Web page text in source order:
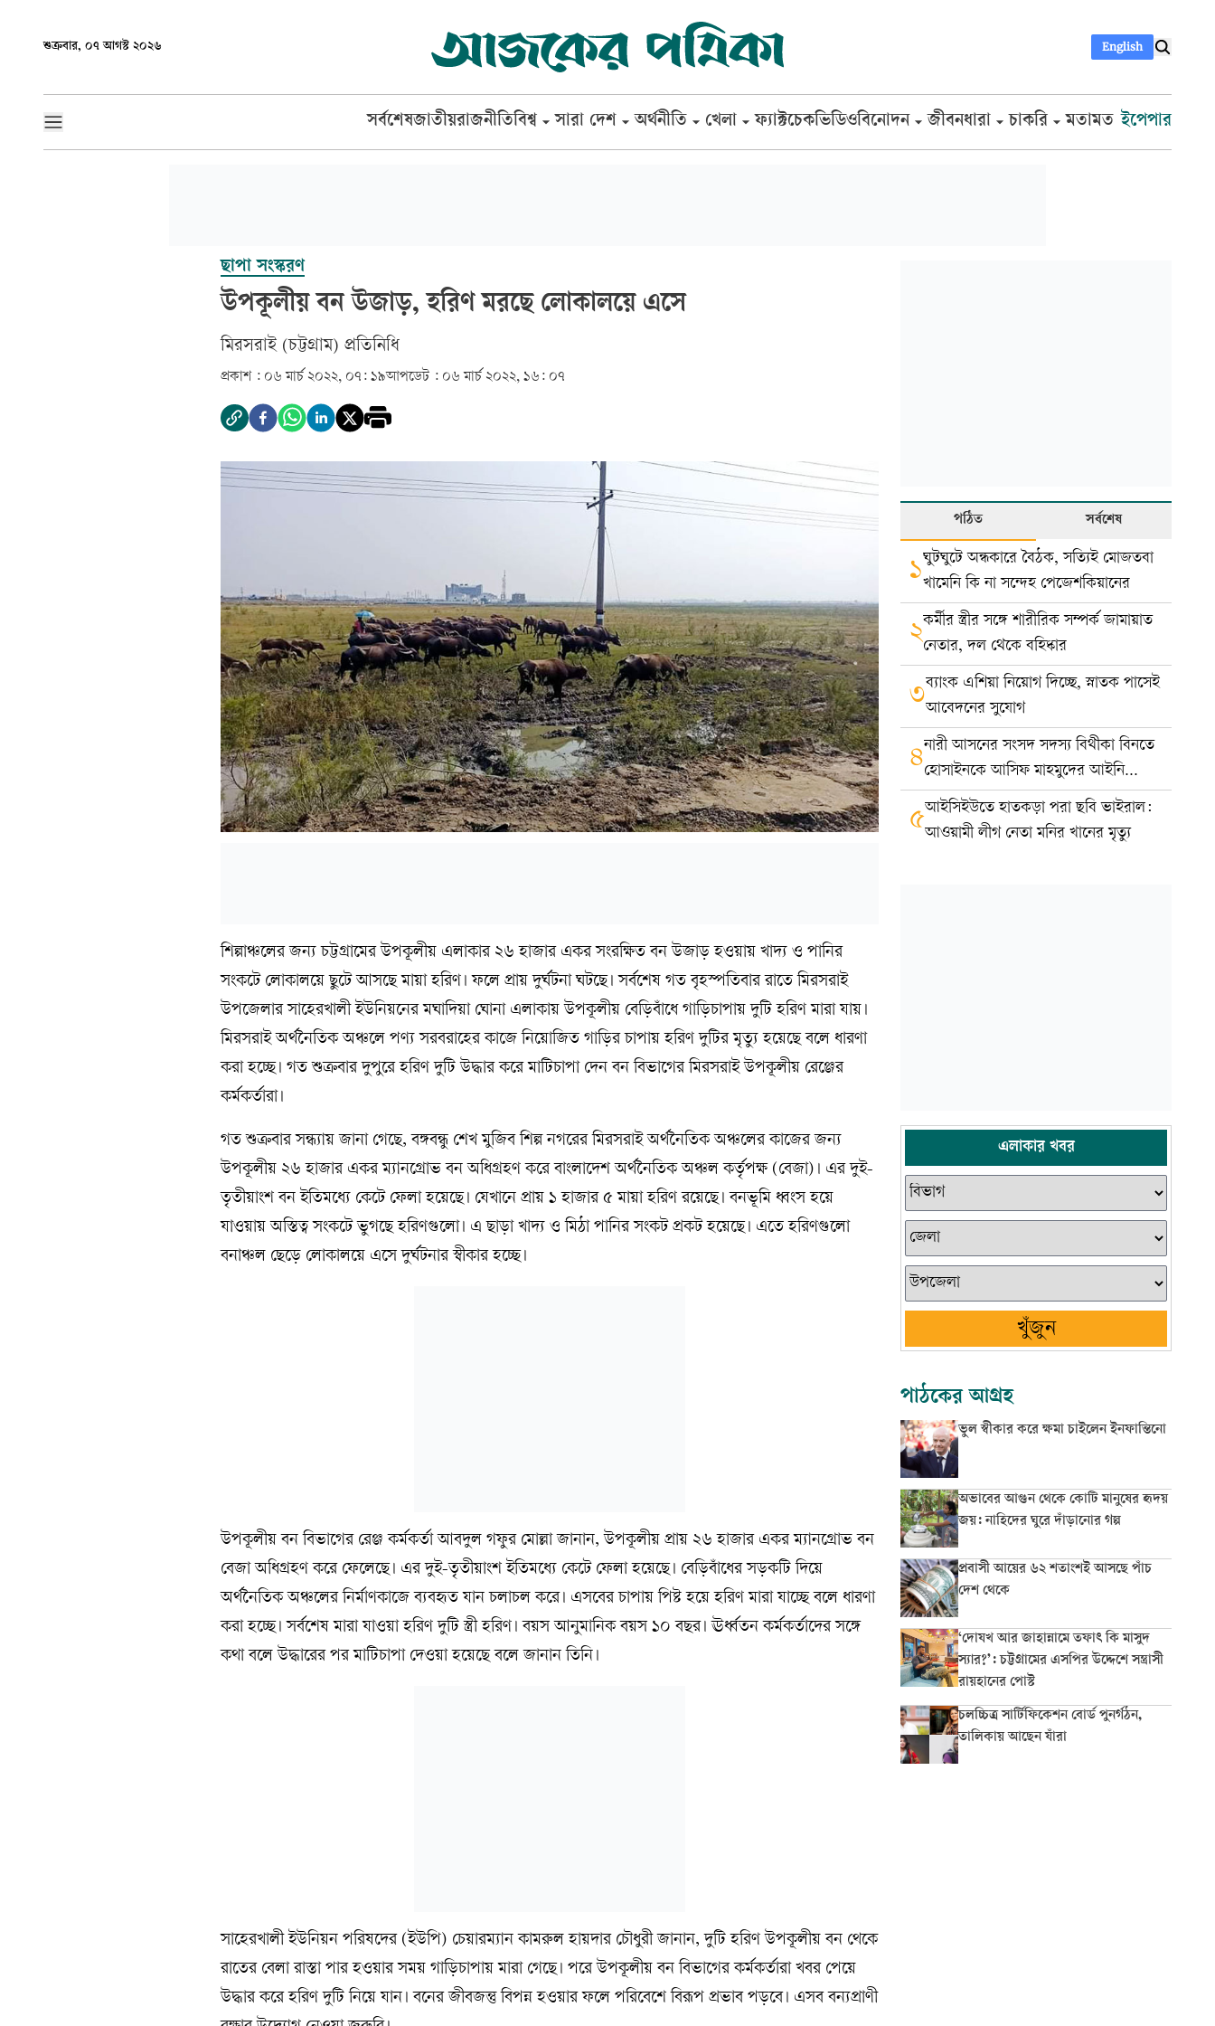
শুক্রবার, ০৭ আগস্ট ২০২৬ English
সর্বশেষজাতীয়রাজনীতিবিশ্ব সারা দেশ অর্থনীতি খেলা ফ্যাক্টচেকভিডিওবিনোদন জীবনধারা চাকরি মতামত ইপেপার
ছাপা সংস্করণ
উপকূলীয় বন উজাড়, হরিণ মরছে লোকালয়ে এসে
মিরসরাই (চট্টগ্রাম) প্রতিনিধি
প্রকাশ : ০৬ মার্চ ২০২২, ০৭: ১৯আপডেট : ০৬ মার্চ ২০২২, ১৬: ০৭
শিল্পাঞ্চলের জন্য চট্টগ্রামের উপকূলীয় এলাকার ২৬ হাজার একর সংরক্ষিত বন উজাড় হওয়ায় খাদ্য ও পানির
সংকটে লোকালয়ে ছুটে আসছে মায়া হরিণ। ফলে প্রায় দুর্ঘটনা ঘটছে। সর্বশেষ গত বৃহস্পতিবার রাতে মিরসরাই
উপজেলার সাহেরখালী ইউনিয়নের মঘাদিয়া ঘোনা এলাকায় উপকূলীয় বেড়িবাঁধে গাড়িচাপায় দুটি হরিণ মারা যায়।
মিরসরাই অর্থনৈতিক অঞ্চলে পণ্য সরবরাহের কাজে নিয়োজিত গাড়ির চাপায় হরিণ দুটির মৃত্যু হয়েছে বলে ধারণা
করা হচ্ছে। গত শুক্রবার দুপুরে হরিণ দুটি উদ্ধার করে মাটিচাপা দেন বন বিভাগের মিরসরাই উপকূলীয় রেঞ্জের
কর্মকর্তারা।
গত শুক্রবার সন্ধ্যায় জানা গেছে, বঙ্গবন্ধু শেখ মুজিব শিল্প নগরের মিরসরাই অর্থনৈতিক অঞ্চলের কাজের জন্য
উপকূলীয় ২৬ হাজার একর ম্যানগ্রোভ বন অধিগ্রহণ করে বাংলাদেশ অর্থনৈতিক অঞ্চল কর্তৃপক্ষ (বেজা)। এর দুই-
তৃতীয়াংশ বন ইতিমধ্যে কেটে ফেলা হয়েছে। যেখানে প্রায় ১ হাজার ৫ মায়া হরিণ রয়েছে। বনভূমি ধ্বংস হয়ে
যাওয়ায় অস্তিত্ব সংকটে ভুগছে হরিণগুলো। এ ছাড়া খাদ্য ও মিঠা পানির সংকট প্রকট হয়েছে। এতে হরিণগুলো
বনাঞ্চল ছেড়ে লোকালয়ে এসে দুর্ঘটনার স্বীকার হচ্ছে।
উপকূলীয় বন বিভাগের রেঞ্জ কর্মকর্তা আবদুল গফুর মোল্লা জানান, উপকূলীয় প্রায় ২৬ হাজার একর ম্যানগ্রোভ বন
বেজা অধিগ্রহণ করে ফেলেছে। এর দুই-তৃতীয়াংশ ইতিমধ্যে কেটে ফেলা হয়েছে। বেড়িবাঁধের সড়কটি দিয়ে
অর্থনৈতিক অঞ্চলের নির্মাণকাজে ব্যবহৃত যান চলাচল করে। এসবের চাপায় পিষ্ট হয়ে হরিণ মারা যাচ্ছে বলে ধারণা
করা হচ্ছে। সর্বশেষ মারা যাওয়া হরিণ দুটি স্ত্রী হরিণ। বয়স আনুমানিক বয়স ১০ বছর। ঊর্ধ্বতন কর্মকর্তাদের সঙ্গে
কথা বলে উদ্ধারের পর মাটিচাপা দেওয়া হয়েছে বলে জানান তিনি।
সাহেরখালী ইউনিয়ন পরিষদের (ইউপি) চেয়ারম্যান কামরুল হায়দার চৌধুরী জানান, দুটি হরিণ উপকূলীয় বন থেকে
রাতের বেলা রাস্তা পার হওয়ার সময় গাড়িচাপায় মারা গেছে। পরে উপকূলীয় বন বিভাগের কর্মকর্তারা খবর পেয়ে
উদ্ধার করে হরিণ দুটি নিয়ে যান। বনের জীবজন্তু বিপন্ন হওয়ার ফলে পরিবেশে বিরূপ প্রভাব পড়বে। এসব বন্যপ্রাণী
পঠিত সর্বশেষ
১ঘুটঘুটে অন্ধকারে বৈঠক, সত্যিই মোজতবা
খামেনি কি না সন্দেহ পেজেশকিয়ানের
২কর্মীর স্ত্রীর সঙ্গে শারীরিক সম্পর্ক জামায়াত
নেতার, দল থেকে বহিষ্কার
৩ব্যাংক এশিয়া নিয়োগ দিচ্ছে, স্নাতক পাসেই
আবেদনের সুযোগ
৪নারী আসনের সংসদ সদস্য বিথীকা বিনতে
হোসাইনকে আসিফ মাহমুদের আইনি
নোটিশ
৫আইসিইউতে হাতকড়া পরা ছবি ভাইরাল:
আওয়ামী লীগ নেতা মনির খানের মৃত্যু
এলাকার খবর
খুঁজুন
পাঠকের আগ্রহ
ভুল স্বীকার করে ক্ষমা চাইলেন ইনফান্তিনো
অভাবের আগুন থেকে কোটি মানুষের হৃদয়
জয়: নাহিদের ঘুরে দাঁড়ানোর গল্প
প্রবাসী আয়ের ৬২ শতাংশই আসছে পাঁচ
দেশ থেকে
‘দোযখ আর জাহান্নামে তফাৎ কি মাসুদ
স্যার?’: চট্টগ্রামের এসপির উদ্দেশে সন্ত্রাসী
রায়হানের পোস্ট
চলচ্চিত্র সার্টিফিকেশন বোর্ড পুনর্গঠন,
তালিকায় আছেন যাঁরা